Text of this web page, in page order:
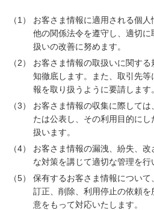
（1）
お客さま情報に適用される個
他の関係法令を遵守し、適切
扱いの改善に努めます。
（2）
お客さま情報の取扱いに関す
知徹底します。また、取引先
報を取り扱うように要請します。
（3）
お客さま情報の収集に際して
たは公表し、その利用目的に
扱います。
（4）
お客さま情報の漏洩、紛失、
な対策を講じて適切な管理を行
（5）
保有するお客さま情報について
訂正、削除、利用停止の依頼
意をもって対応いたします。